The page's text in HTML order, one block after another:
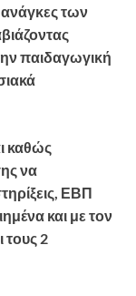
των
παιδαγωγική
καθώς
να
ΕΒΠ
και με τον
τους 2